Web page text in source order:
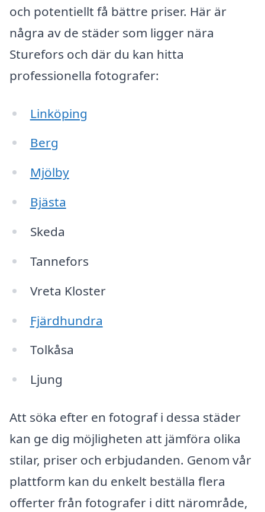
och potentiellt få bättre priser. Här är
några av de städer som ligger nära
Sturefors och där du kan hitta
professionella fotografer:
Linköping
Berg
Mjölby
Bjästa
Skeda
Tannefors
Vreta Kloster
Fjärdhundra
Tolkåsa
Ljung
Att söka efter en fotograf i dessa städer
kan ge dig möjligheten att jämföra olika
stilar, priser och erbjudanden. Genom vår
plattform kan du enkelt beställa flera
offerter från fotografer i ditt närområde,